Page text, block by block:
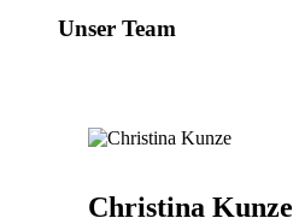
Unser Team
Christina Kunze